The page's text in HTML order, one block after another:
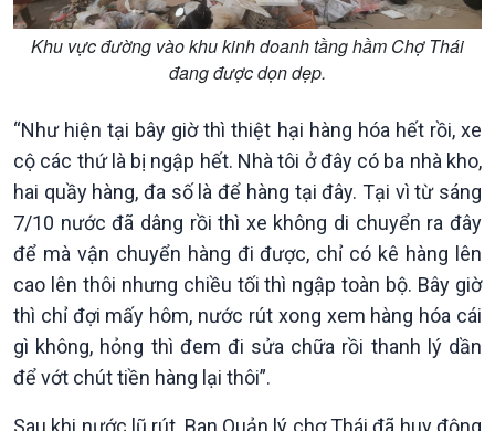
Tin Kinh tế
Trước giờ mở cửa
Dòng chảy Kinh tế
Sức sống hàng Việt
Khởi nghiệp
Tuyên chiến với gian lận
thương mại
Tin Nông nghiệp & Biển
đảo
Mùa vàng
Biển đảo Việt Nam
Tâm tình biên giới và hải
đảo
Tìm hiểu biển, đảo Việt
Nam
Khu vực đường vào khu kinh doanh tầng hầm Chợ Thái
đang được dọn dẹp.
“Như hiện tại bây giờ thì thiệt hại hàng hóa hết rồi, xe
cộ các thứ là bị ngập hết. Nhà tôi ở đây có ba nhà kho,
hai quầy hàng, đa số là để hàng tại đây. Tại vì từ sáng
7/10 nước đã dâng rồi thì xe không di chuyển ra đây
để mà vận chuyển hàng đi được, chỉ có kê hàng lên
cao lên thôi nhưng chiều tối thì ngập toàn bộ. Bây giờ
thì chỉ đợi mấy hôm, nước rút xong xem hàng hóa cái
gì không, hỏng thì đem đi sửa chữa rồi thanh lý dần
để vớt chút tiền hàng lại thôi”.
Sau khi nước lũ rút, Ban Quản lý chợ Thái đã huy động